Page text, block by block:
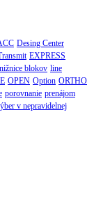
Desing Center
EXPRESS
blokov line
OPEN Option ORTHO
porovnanie prenájom
v nepravidelnej